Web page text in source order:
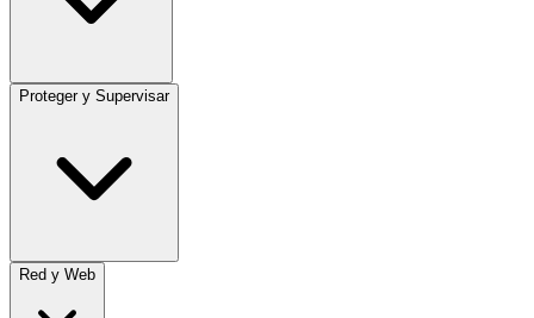
Proteger y Supervisar
Red y Web